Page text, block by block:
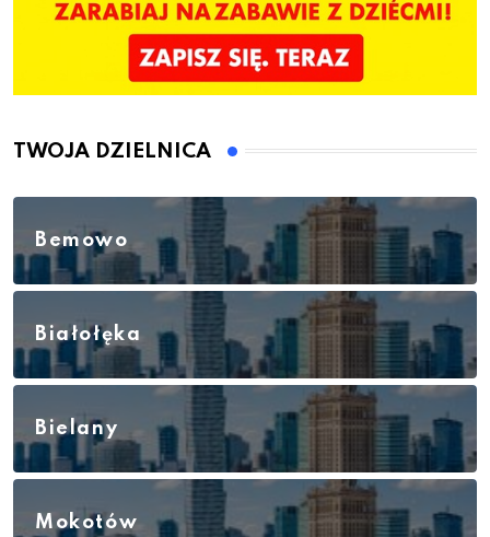
TWOJA DZIELNICA
Bemowo
Białołęka
Bielany
Mokotów